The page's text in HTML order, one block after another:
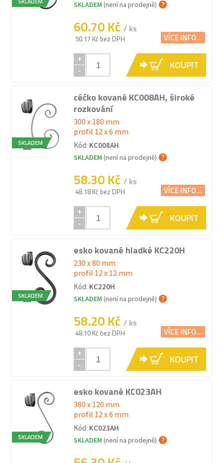
SKLADEM (není na prodejně)
60.70 Kč / ks
50.17 Kč bez DPH VÍCE INFO...
+
-
KOUPIT
SKLADEM
céčko kované KC008AH, široké
rozkování
300 x 180 mm
profil 12 x 6 mm
Kód: KC008AH
SKLADEM (není na prodejně)
58.30 Kč / ks
48.18 Kč bez DPH VÍCE INFO...
+
-
KOUPIT
SKLADEM
esko kované hladké KC220H
230 x 80 mm
profil 12 x 12 mm
Kód: KC220H
SKLADEM (není na prodejně)
58.20 Kč / ks
48.10 Kč bez DPH VÍCE INFO...
+
-
KOUPIT
SKLADEM
esko kované KC023AH
380 x 120 mm
profil 12 x 6 mm
Kód: KC023AH
SKLADEM (není na prodejně)